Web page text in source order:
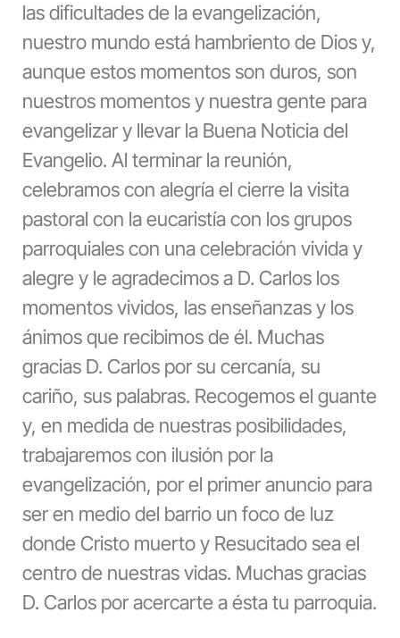
las dificultades de la evangelización,
nuestro mundo está hambriento de Dios y,
aunque estos momentos son duros, son
nuestros momentos y nuestra gente para
evangelizar y llevar la Buena Noticia del
Evangelio. Al terminar la reunión,
celebramos con alegría el cierre la visita
pastoral con la eucaristía con los grupos
parroquiales con una celebración vivida y
alegre y le agradecimos a D. Carlos los
momentos vividos, las enseñanzas y los
ánimos que recibimos de él. Muchas
gracias D. Carlos por su cercanía, su
cariño, sus palabras. Recogemos el guante
y, en medida de nuestras posibilidades,
trabajaremos con ilusión por la
evangelización, por el primer anuncio para
ser en medio del barrio un foco de luz
donde Cristo muerto y Resucitado sea el
centro de nuestras vidas. Muchas gracias
D. Carlos por acercarte a ésta tu parroquia.